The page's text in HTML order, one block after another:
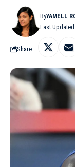
Last
ByYAMELL
Share